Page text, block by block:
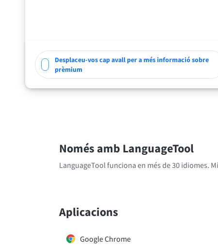
Desplaceu-vos cap avall per a més informació sobre
prèmium
Només amb LanguageTool
LanguageTool funciona en més de 30 idiomes.
Aplicacions
Google Chrome